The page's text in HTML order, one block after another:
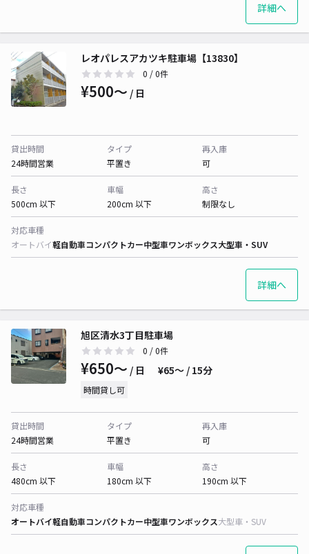
詳細へ
レオパレスアカツキ駐車場【13830】
0 / 0件
¥500〜 / 日
貸出時間
24時間営業
タイプ
平置き
再入庫
可
長さ
500cm 以下
車幅
200cm 以下
高さ
制限なし
対応車種
オートバイ軽自動車コンパクトカー中型車ワンボックス大型車・SUV
詳細へ
旭区清水3丁目駐車場
0 / 0件
¥650〜 / 日 ¥65〜 / 15分
時間貸し可
貸出時間
24時間営業
タイプ
平置き
再入庫
可
長さ
480cm 以下
車幅
180cm 以下
高さ
190cm 以下
対応車種
オートバイ軽自動車コンパクトカー中型車ワンボックス大型車・SUV